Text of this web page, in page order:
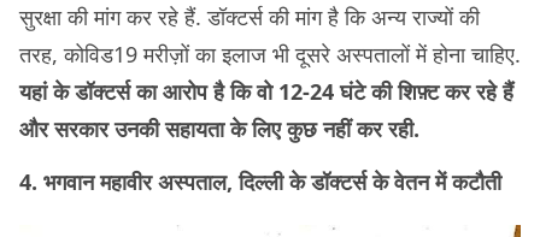
सुरक्षा की मांग कर रहे हैं. डॉक्टर्स की मांग है कि अन्य राज्यों की
तरह, कोविड19 मरीज़ों का इलाज भी दूसरे अस्पतालों में होना चाहिए.
यहां के डॉक्टर्स का आरोप है कि वो 12-24 घंटे की शिफ़्ट कर रहे हैं
और सरकार उनकी सहायता के लिए कुछ नहीं कर रही.
4. भगवान महावीर अस्पताल, दिल्ली के डॉक्टर्स के वेतन में कटौती